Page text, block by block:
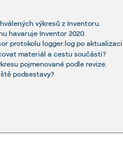
výkresů z Inventoru.
havaruje Inventor 2020.
protokolu logger.log po aktualizaci
materiál a cestu součásti?
pojmenované podle revize.
podsestavy?